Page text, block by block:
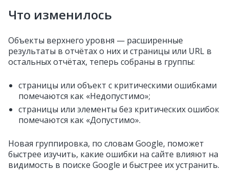
Что изменилось
Объекты верхнего уровня — расширенные
результаты в отчётах о них и страницы или URL в
остальных отчётах, теперь собраны в группы:
страницы или объект с критическими ошибками
помечаются как «‎‎Недопустимо»‎;
страницы или элементы без критических ошибок
помечаются как «‎‎Допустимо‎»‎.
Новая группировка, по словам Google, поможет
быстрее изучить, какие ошибки на сайте влияют на
видимость в поиске Google и быстрее их устранить.